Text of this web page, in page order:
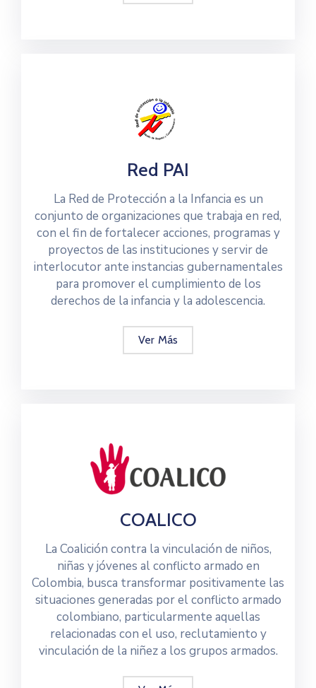
Red PAI
La Red de Protección a la Infancia es un
conjunto de organizaciones que trabaja en red,
con el fin de fortalecer acciones, programas y
proyectos de las instituciones y servir de
interlocutor ante instancias gubernamentales
para promover el cumplimiento de los
derechos de la infancia y la adolescencia.
Ver Más
COALICO
La Coalición contra la vinculación de niños,
niñas y jóvenes al conflicto armado en
Colombia, busca transformar positivamente las
situaciones generadas por el conflicto armado
colombiano, particularmente aquellas
relacionadas con el uso, reclutamiento y
vinculación de la niñez a los grupos armados.